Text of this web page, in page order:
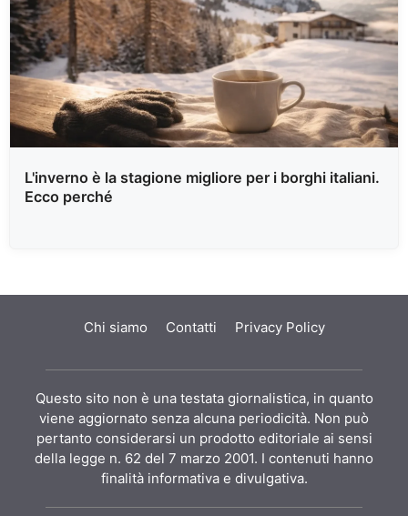
L'inverno è la stagione migliore per i borghi italiani.
Ecco perché
Chi siamo Contatti Privacy Policy
Questo sito non è una testata giornalistica, in quanto
viene aggiornato senza alcuna periodicità. Non può
pertanto considerarsi un prodotto editoriale ai sensi
della legge n. 62 del 7 marzo 2001. I contenuti hanno
finalità informativa e divulgativa.